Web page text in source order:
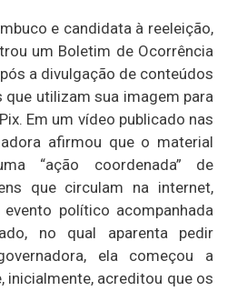
e candidata à reeleição,
um Boletim de Ocorrência
a divulgação de conteúdos
utilizam sua imagem para
Em um vídeo publicado nas
afirmou que o material
“ação coordenada” de
que circulam na internet,
político acompanhada
no qual aparenta pedir
ela começou a
inicialmente, acreditou que os